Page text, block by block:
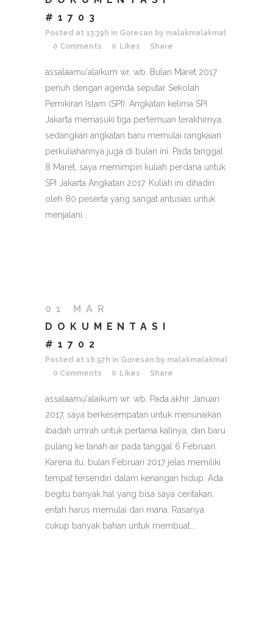
#1703
Posted at 13:39h in Goresan by malakmalakmal
0 Comments
0 Likes Share
assalaamu'alaikum wr. wb. Bulan Maret 2017
penuh dengan agenda seputar Sekolah
Pemikiran Islam (SPI). Angkatan kelima SPI
Jakarta memasuki tiga pertemuan terakhirnya,
sedangkan angkatan baru memulai rangkaian
perkuliahannya juga di bulan ini. Pada tanggal
8 Maret, saya memimpin kuliah perdana untuk
SPI Jakarta Angkatan 2017. Kuliah ini dihadiri
oleh 80 peserta yang sangat antusias untuk
menjalani...
01 MAR
DOKUMENTASI
#1702
Posted at 16:57h in Goresan by malakmalakmal
0 Comments
0 Likes Share
assalaamu'alaikum wr. wb. Pada akhir Januari
2017, saya berkesempatan untuk menunaikan
ibadah umrah untuk pertama kalinya, dan baru
pulang ke tanah air pada tanggal 6 Februari.
Karena itu, bulan Februari 2017 jelas memiliki
tempat tersendiri dalam kenangan hidup. Ada
begitu banyak hal yang bisa saya ceritakan,
entah harus memulai dari mana. Rasanya
cukup banyak bahan untuk membuat...